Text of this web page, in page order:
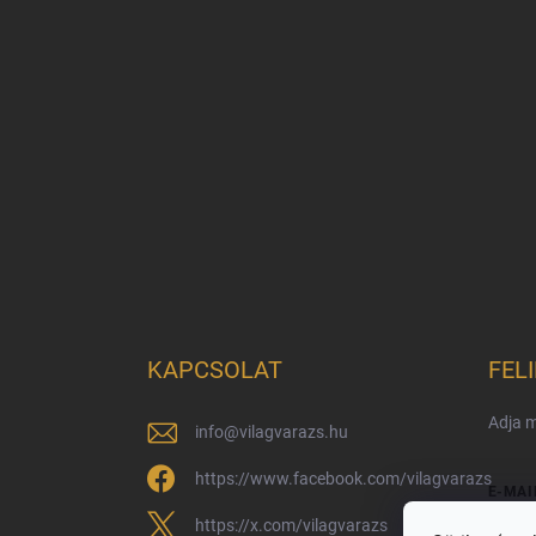
KAPCSOLAT
info@vilagvarazs.hu
https://www.facebook.com/vilagvarazs
https://x.com/vilagvarazs
Adja
E-MAIL